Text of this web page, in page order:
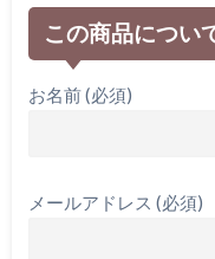
この商品につい
お名前 (必須)
メールアドレス (必須)